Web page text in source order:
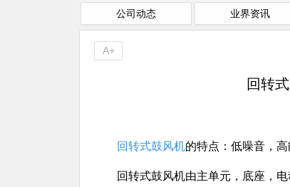
公司动态 业界资讯
回转
回转式鼓风机的特点：低噪音，高
回转式鼓风机由主单元，底座，
A+